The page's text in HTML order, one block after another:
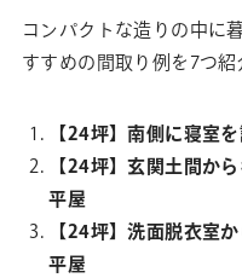
コンパクトな造りの中に
すすめの間取り例を7つ紹
【24坪】南側に寝室
【24坪】玄関土間か
平屋
【24坪】洗面脱衣室
平屋